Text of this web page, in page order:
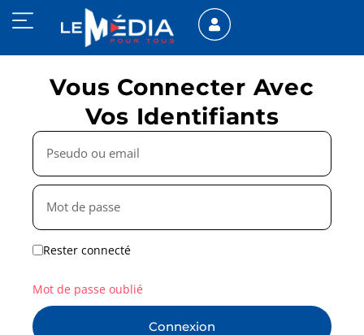
Vous Connecter Avec
Vos Identifiants
Rester connecté
Connexion
Mot de passe oublié